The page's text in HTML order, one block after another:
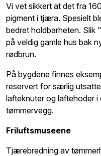
Vi vet sikkert at det fra
pigment i tjæra. Spesielt
bedret holdbarheten.
på veldig gamle hus bak
rødbrun.
På bygdene finnes
reservert for særlig
lafteknuter og laftehoder i
tømmervegg.
Friluftsmuseene
Tjærebredning av